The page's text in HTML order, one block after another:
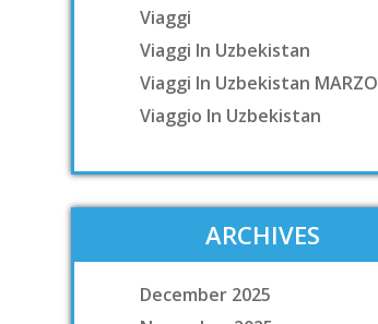
Viaggi
Viaggi In Uzbekistan
Viaggi In Uzbekistan MARZO
Viaggio In Uzbekistan
ARCHIVES
December 2025